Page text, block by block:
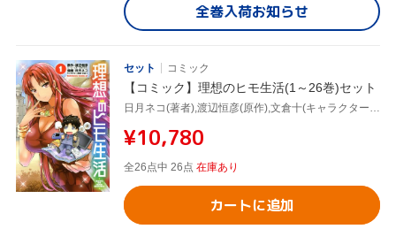
全巻入荷お知らせ
セット コミック
【コミック】理想のヒモ生活(1～26巻)セット
¥10,780
全26点中 26点 在庫あり
カートに追加